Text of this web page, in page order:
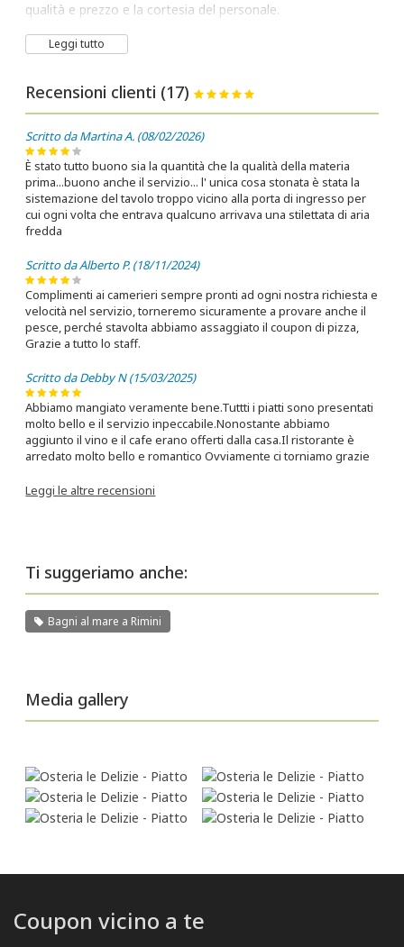
qualità e prezzo e la cortesia del personale.
Ilmenùè molto variato e comprende anche opzioni per i
vegani. Oltre agli eccellenti abbinamenti e alla qualità delle
arricchire ulteriormente l'esperienza gastronomica a pochi
passi dal mare.
Leggi tutto
Recensioni clienti (17)
Scritto da Martina A. (08/02/2026)
È stato tutto buono sia la quantità che la qualità della materia
prima...buono anche il servizio... l' unica cosa stonata è stata la
sistemazione del tavolo troppo vicino alla porta di ingresso per
cui ogni volta che entrava qualcuno arrivava una stilettata di aria
fredda
Scritto da Alberto P. (18/11/2024)
Complimenti ai camerieri sempre pronti ad ogni nostra richiesta e
velocità nel servizio, torneremo sicuramente a provare anche il
pesce, perché stavolta abbiamo assaggiato il coupon di pizza,
Grazie a tutto lo staff.
Scritto da Debby N (15/03/2025)
Abbiamo mangiato veramente bene.Tuttti i piatti sono presentati
molto bello e il servizio inpeccabile.Nonostante abbiamo
aggiunto il vino e il cafe erano offerti dalla casa.Il ristorante è
arredato molto bello e romantico Ovviamente ci torniamo grazie
Leggi le altre recensioni
Ti suggeriamo anche:
Bagni al mare a Rimini
Media gallery
Coupon vicino a te